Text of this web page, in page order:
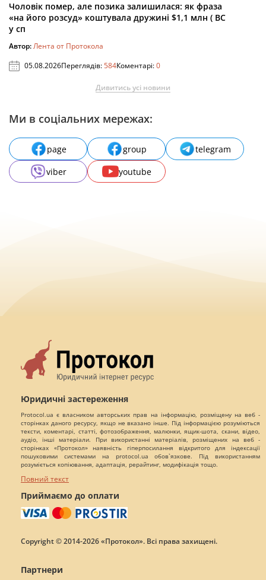
Чоловік помер, але позика залишилася: як фраза
«на його розсуд» коштувала дружині $1,1 млн ( ВС
у сп
Автор:Лента от Протокола
05.08.2026Переглядів:584Коментарі:0
Дивитись усі новини
Ми в соціальних мережах:
page group
telegram
viber
youtube
Юридичні застереження
Protocol.ua є власником авторських прав на інформацію, розміщену на веб -
сторінках даного ресурсу, якщо не вказано інше. Під інформацією розуміються
тексти, коментарі, статті, фотозображення, малюнки, ящик-шота, скани, відео,
аудіо, інші матеріали. При використанні матеріалів, розміщених на веб -
сторінках «Протокол» наявність гіперпосилання відкритого для індексації
пошуковими системами на protocol.ua обов`язкове. Під використанням
розуміється копіювання, адаптація, рерайтинг, модифікація тощо.
Повний текст
Приймаємо до оплати
Copyright © 2014-2026 «Протокол». Всі права захищені.
Партнери